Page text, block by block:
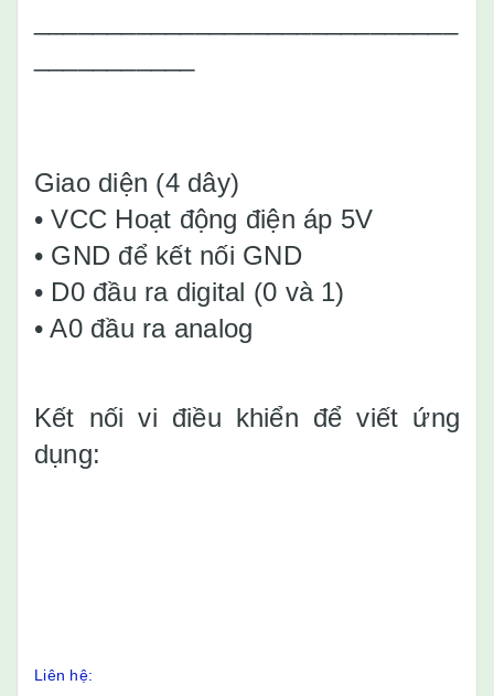
Giao diện (4 dây)
• VCC Hoạt động điện áp 5V
• GND để kết nối GND
• D0 đầu ra digital (0 và 1)
• A0 đầu ra analog
Kết nối vi điều khiển để viết ứng
dụng:
Liên hệ: